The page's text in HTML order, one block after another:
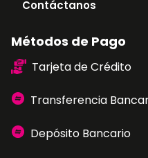
Contáctanos
Métodos de Pago
Tarjeta de Crédito
Transferencia
Depósito Bancario